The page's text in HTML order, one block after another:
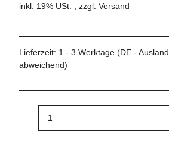
inkl. 19% USt. , zzgl. Versand
Lieferzeit: 1 - 3 Werktage (DE - Ausland
abweichend)